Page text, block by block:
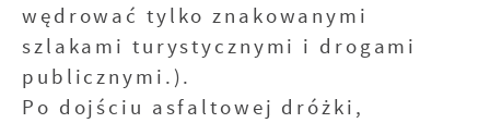
wędrować tylko znakowanymi
szlakami turystycznymi i drogami
publicznymi.).
Po dojściu asfaltowej dróżki,